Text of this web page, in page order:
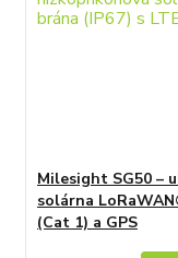
Milesight SG50 –
solárna
(Cat 1) a GPS